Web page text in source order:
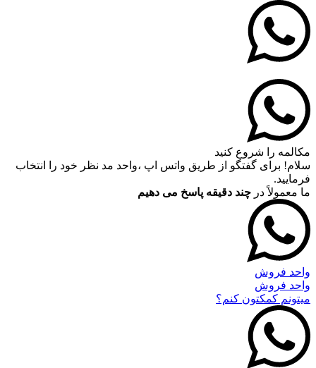
مکالمه را شروع کنید
سلام! برای گفتگو از طریق واتس اپ ،واحد مد نظر خود را انتخاب
فرمایید.
ما معمولاً در چند دقیقه پاسخ می دهیم
واحد فروش
واحد فروش
میتونم کمکتون کنم؟